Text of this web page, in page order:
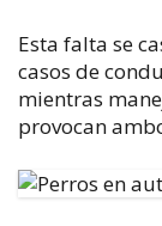
Esta falta se
casos de
mientras
provocan